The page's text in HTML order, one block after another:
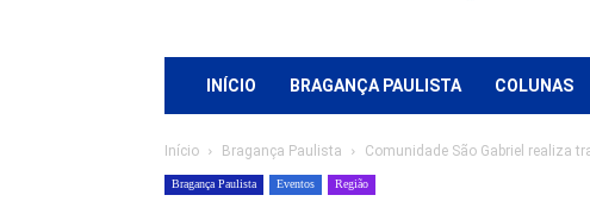
INÍCIO BRAGANÇA PAULISTA COLUNAS
Início Bragança Paulista Comunidade São Gabriel realiza
Bragança Paulista Eventos Região